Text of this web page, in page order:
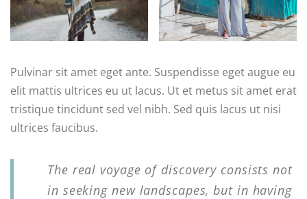
Pulvinar sit amet eget ante. Suspendisse eget augue eu
elit mattis ultrices eu ut lacus. Ut et metus sit amet erat
tristique tincidunt sed vel nibh. Sed quis lacus ut nisi
ultrices faucibus.
The real voyage of discovery consists not
in seeking new landscapes, but in having